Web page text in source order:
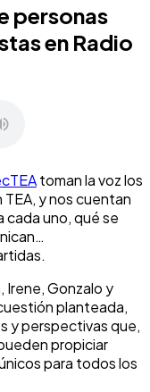
personas
en Radio
toman la voz los
y nos cuentan
cada uno, qué se
Irene, Gonzalo y
planteada,
y perspectivas que,
propiciar
para todos los